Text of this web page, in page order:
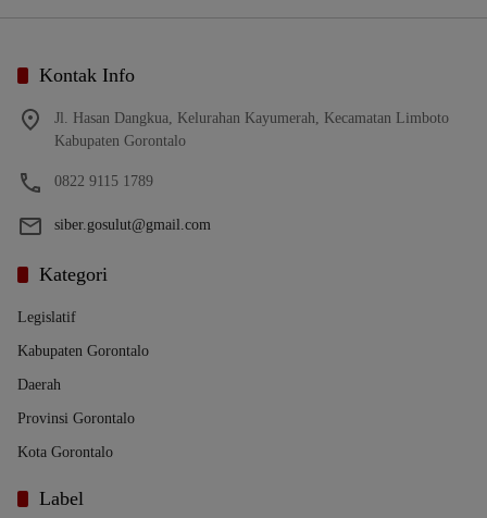
Kontak Info
Jl. Hasan Dangkua, Kelurahan Kayumerah, Kecamatan Limboto
Kabupaten Gorontalo
0822 9115 1789
siber.gosulut@gmail.com
Kategori
Legislatif
Kabupaten Gorontalo
Daerah
Provinsi Gorontalo
Kota Gorontalo
Label